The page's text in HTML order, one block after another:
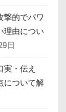
撃的でパワ
理由につい
日
・伝え
について解